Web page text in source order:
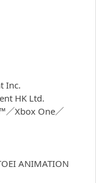
Inc.
HK Ltd.
／Xbox One／
ANIMATION